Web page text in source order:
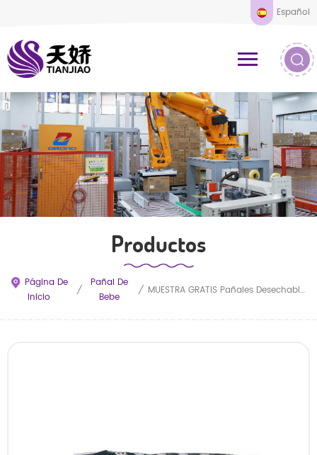
Español
Productos
Página De
Inicio
/
Pañal De
Bebe
/ MUESTRA GRATIS Pañales Desechables Ultrafinos Para Bebés, Venta Al Por Mayor, De Fábrica China